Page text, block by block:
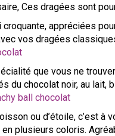
Ces dragées sont
appréciées
vos dragées
que vous ne
du chocolat noir, au lait,
ball chocolat
ou d’étoile, c’est à
plusieurs coloris.